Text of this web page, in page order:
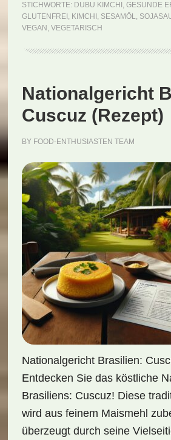
STICHWORTE: DUBU KIMCHI , GESUNDE
GLUTENFREI , KIMCHI , SESAMÖL,
VEGAN , VEGETARISCH
Nationalgericht
Cuscuz (Rezept)
BY FOOD-ENTHUSIASTEN TEAM
Nationalgericht Brasilien:
Entdecken Sie das köstliche
Brasiliens: Cuscuz! Diese
wird aus feinem Maismehl
überzeugt durch seine